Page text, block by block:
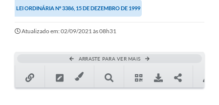
Secretarias
Atos Oficiais
Programa Famílias Fortes
LEI ORDINÁRIA Nº 3386, 15 DE DEZEMBRO DE 1999
Atualizado em: 02/09/2021 às 08h31
ARRASTE PARA VER MAIS